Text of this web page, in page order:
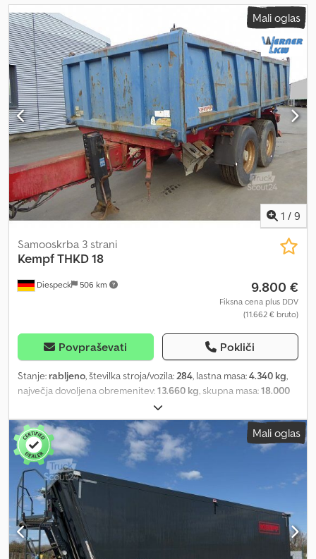
Mali oglas
1 / 9
Diespeck 506 km
Samooskrba 3 strani
KempfTHKD 18
9.800 €
Fiksna cena plus DDV
(11.662 € bruto)
Povpraševati Pokliči
Stanje: rabljeno, številka stroja/vozila:284, lastna masa:4.340 kg,
največja dovoljena obremenitev:13.660 kg, skupna masa:18.000
, prva registracija:
tovornega prostora:4.800 mm, širina tovornega prostora:2.360
mm, višina nakladalnega prostora:1.000 mm, prostornina
tovornega prostora:
11 m³ , vzmetenje:zrak
, velikost pnevmatike:
385/65 r22,5, medosna razdalja: 1.310 mm
ABS
, Drum brake Swinging steel side walls SAF axles Foldable
underride guard Crodoi Dzc Depfx Apvsf Subject to errors and
omissions
Mali oglas